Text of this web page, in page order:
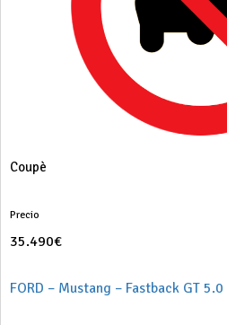
Coupè
Precio
35.490€
FORD – Mustang – Fastback GT